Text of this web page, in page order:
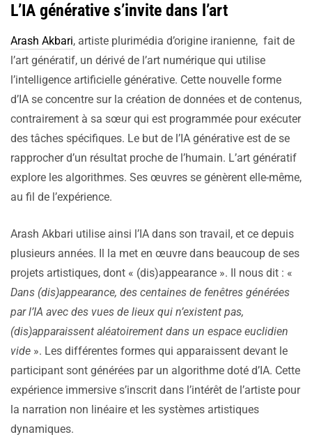
L’IA générative s’invite dans l’art
Arash Akbari, artiste plurimédia d’origine iranienne, fait de
l’art génératif, un dérivé de l’art numérique qui utilise
l’intelligence artificielle générative. Cette nouvelle forme
d’IA se concentre sur la création de données et de contenus,
contrairement à sa sœur qui est programmée pour exécuter
des tâches spécifiques. Le but de l’IA générative est de se
rapprocher d’un résultat proche de l’humain. L’art génératif
explore les algorithmes. Ses œuvres se génèrent elle-même,
au fil de l’expérience.
Arash Akbari utilise ainsi l’IA dans son travail, et ce depuis
plusieurs années. Il la met en œuvre dans beaucoup de ses
projets artistiques, dont « (dis)appearance ». Il nous dit : «
Dans (dis)appearance, des centaines de fenêtres générées
par l’IA avec des vues de lieux qui n’existent pas,
(dis)apparaissent aléatoirement dans un espace euclidien
vide ». Les différentes formes qui apparaissent devant le
participant sont générées par un algorithme doté d’IA. Cette
expérience immersive s’inscrit dans l’intérêt de l’artiste pour
la narration non linéaire et les systèmes artistiques
dynamiques.